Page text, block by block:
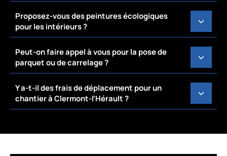
Proposez-vous des peintures écologiques
pour les intérieurs ?
Peut-on faire appel à vous pour la pose de
parquet ou de carrelage ?
Y a-t-il des frais de déplacement pour un
chantier à Clermont-l’Hérault ?